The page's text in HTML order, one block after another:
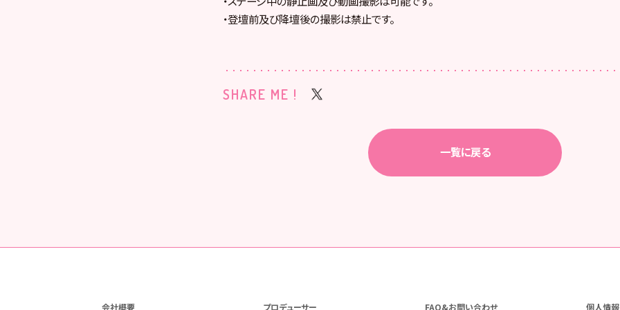
・登壇前及び降壇後の撮影は禁止です。
SHARE ME !
一覧に戻る
会社概要 プロデューサー FAQ&お問い合わせ 個人情